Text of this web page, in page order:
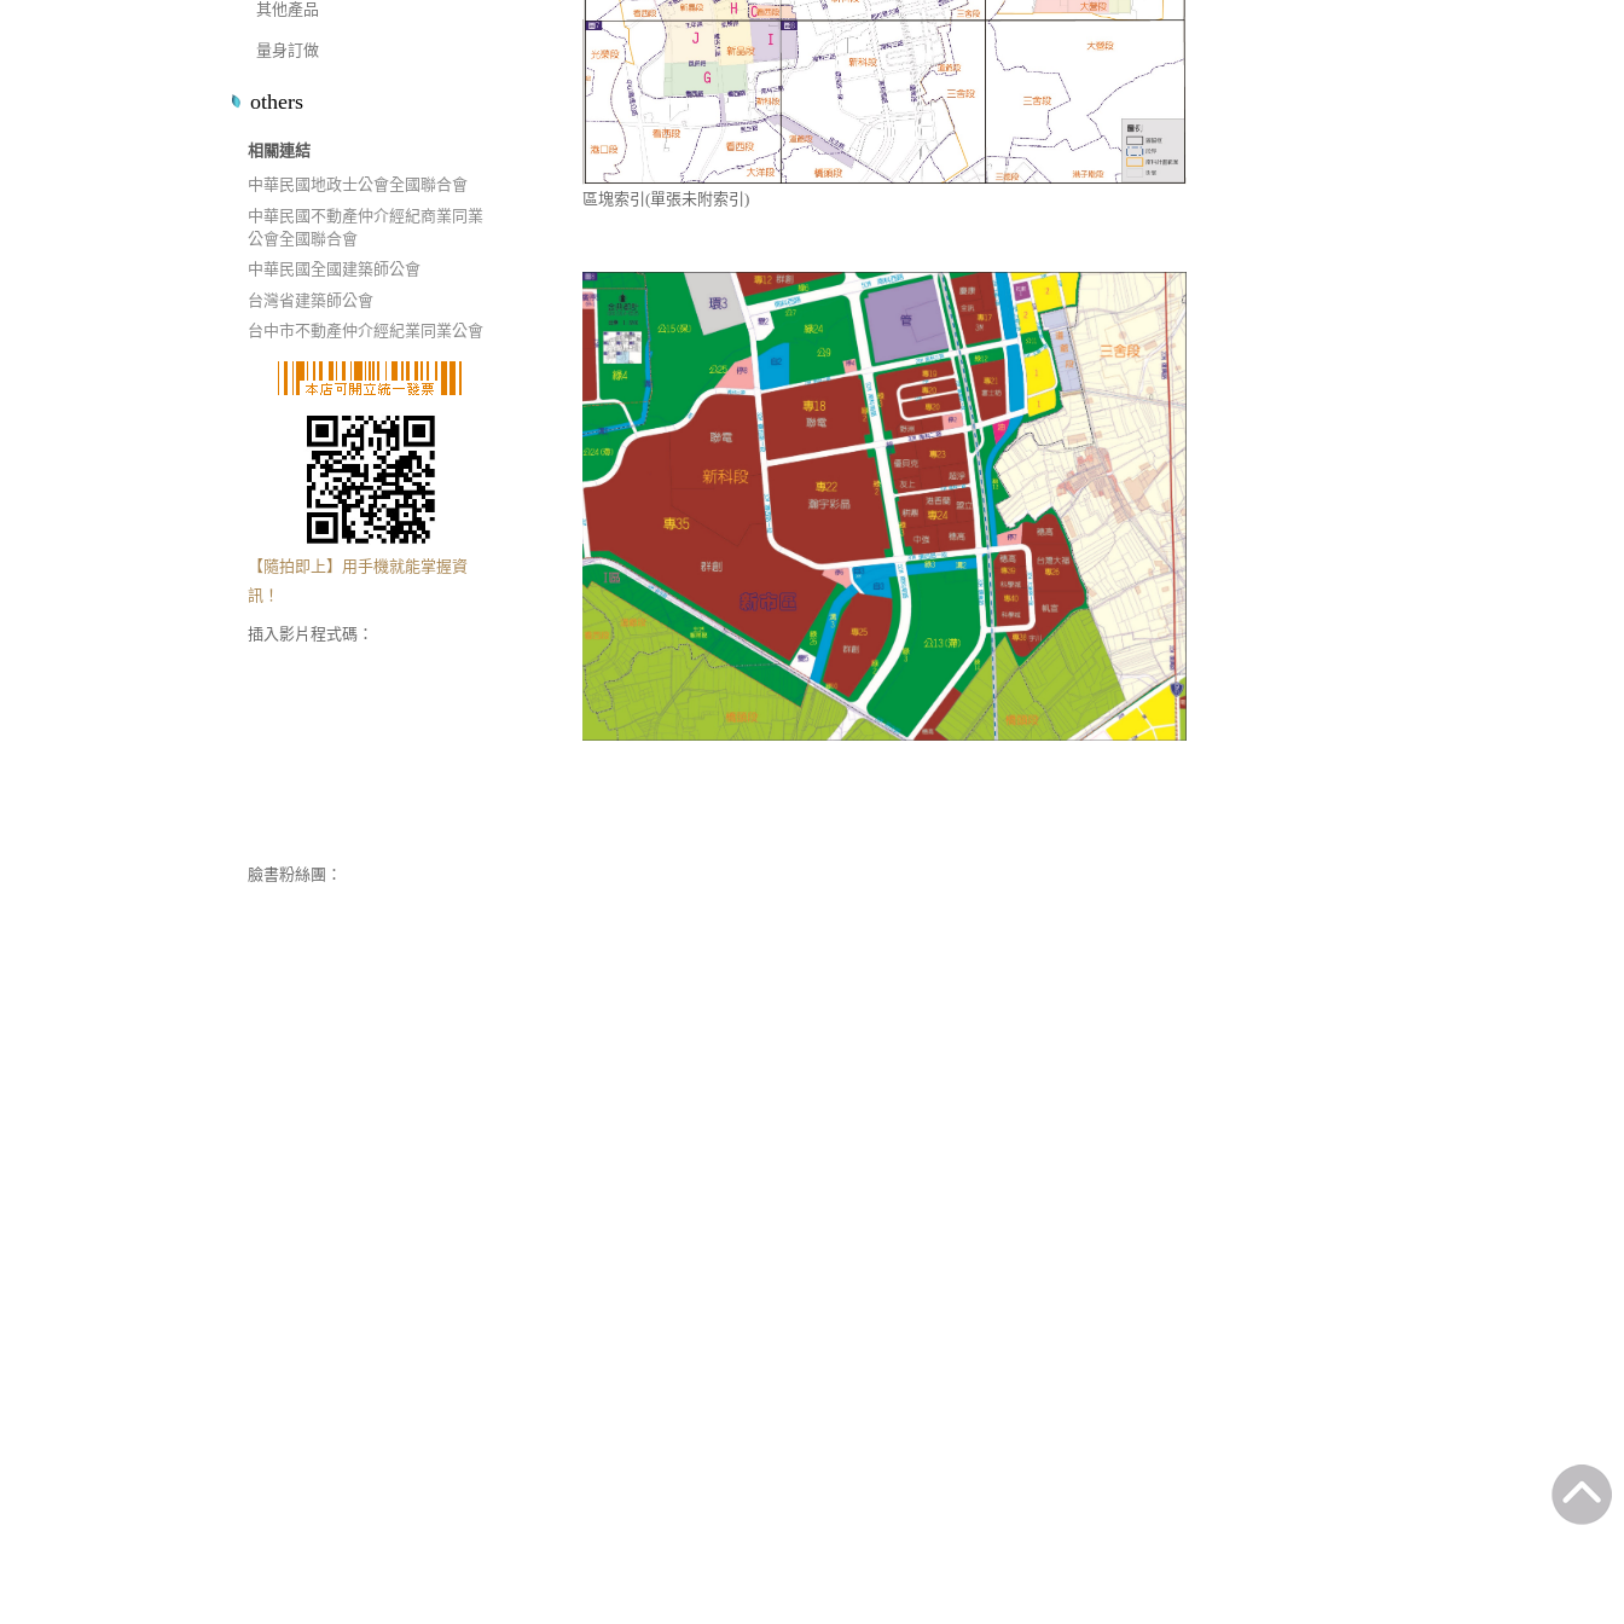
其他產品
量身訂做
others
相關連結
中華民國地政士公會全國聯合會
中華民國不動產仲介經紀商業同業
公會全國聯合會
中華民國全國建築師公會
台灣省建築師公會
台中市不動產仲介經紀業同業公會
【隨拍即上】用手機就能掌握資
訊！
插入影片程式碼：
臉書粉絲團：
區塊索引(單張未附索引)